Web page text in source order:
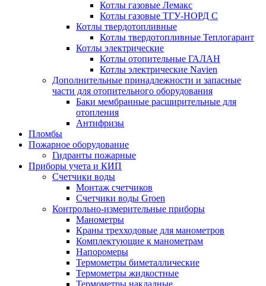
Котлы газовые Лемакс
Котлы газовые ТГУ-НОРД С
Котлы твердотопливные
Котлы твердотопливные Теплогарант
Котлы электрические
Котлы отопительные ГАЛАН
Котлы электрические Navien
Дополнительные принадлежности и запасные
части для отопительного оборудования
Баки мембранные расширительные для
отопления
Антифризы
Пломбы
Пожарное оборудование
Гидранты пожарные
Приборы учета и КИП
Счетчики воды
Монтаж счетчиков
Счетчики воды Groen
Контрольно-измерительные приборы
Манометры
Краны трехходовые для манометров
Комплектующие к манометрам
Напоромеры
Термометры биметаллические
Термометры жидкостные
Термометры накладные